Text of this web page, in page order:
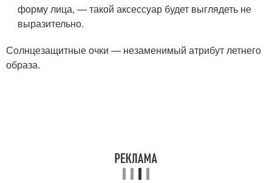
форму лица, — такой аксессуар будет выглядеть не
выразительно.
Солнцезащитные очки — незаменимый атрибут летнего
образа.